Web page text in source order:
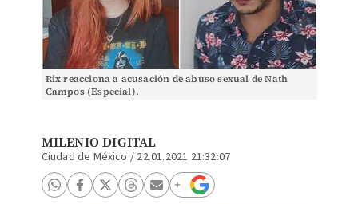
Rix reacciona a acusación de abuso sexual de Nath
Campos (Especial).
MILENIO DIGITAL
Ciudad de México / 22.01.2021 21:32:07